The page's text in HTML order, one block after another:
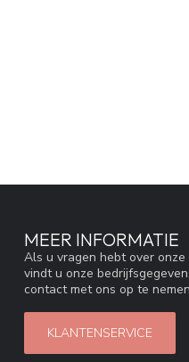
MEER INFORMATIE
Als u vragen hebt over
vindt u onze
contact met ons op te
KLANTENSERVICE